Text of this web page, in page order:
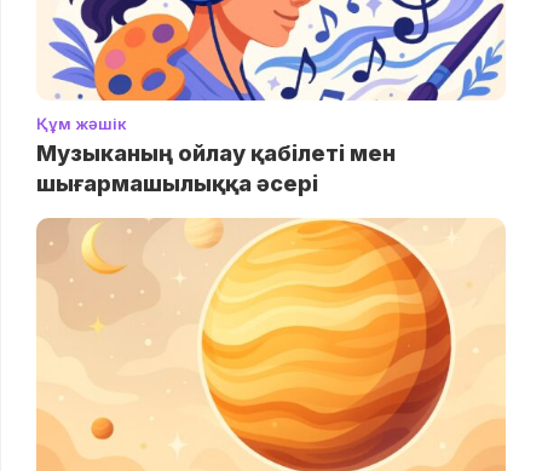
Құм жәшік
Музыканың ойлау қабілеті мен
шығармашылыққа әсері